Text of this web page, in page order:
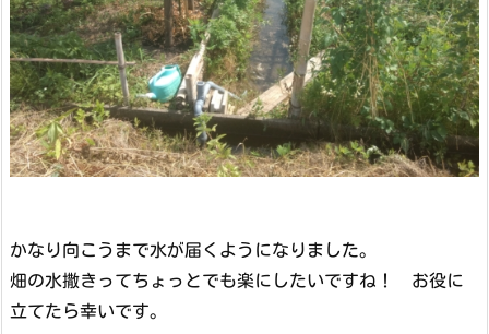
かなり向こうまで水が届くようになりました。
畑の水撒きってちょっとでも楽にしたいですね！ お役に
立てたら幸いです。